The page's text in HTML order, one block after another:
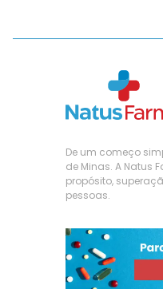
De um começo
de Minas. A Natus
propósito,
pessoas.